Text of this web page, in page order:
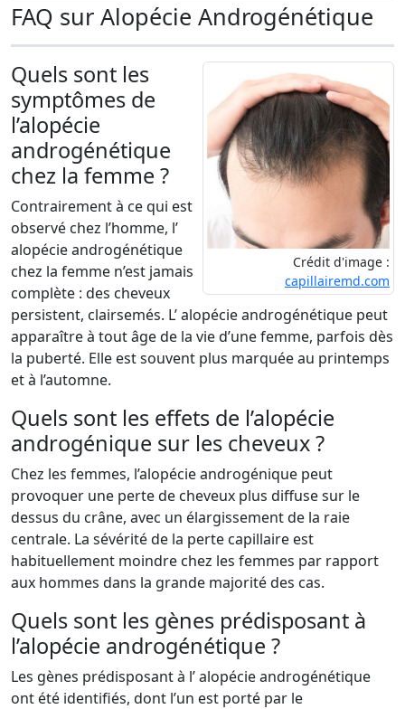
FAQ sur Alopécie Androgénétique
Crédit d'image :
capillairemd.com
Quels sont les
symptômes de
l’alopécie
androgénétique
chez la femme ?
Contrairement à ce qui est
observé chez l’homme, l’
alopécie androgénétique
chez la femme n’est jamais
complète : des cheveux
persistent, clairsemés. L’ alopécie androgénétique peut
apparaître à tout âge de la vie d’une femme, parfois dès
la puberté. Elle est souvent plus marquée au printemps
et à l’automne.
Quels sont les effets de l’alopécie
androgénique sur les cheveux ?
Chez les femmes, l’alopécie androgénique peut
provoquer une perte de cheveux plus diffuse sur le
dessus du crâne, avec un élargissement de la raie
centrale. La sévérité de la perte capillaire est
habituellement moindre chez les femmes par rapport
aux hommes dans la grande majorité des cas.
Quels sont les gènes prédisposant à
l’alopécie androgénétique ?
Les gènes prédisposant à l’ alopécie androgénétique
ont été identifiés, dont l’un est porté par le